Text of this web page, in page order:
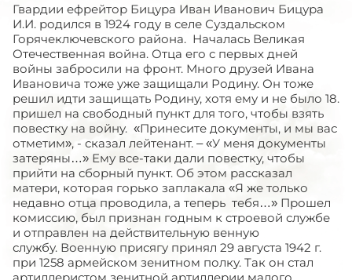
Гвардии ефрейтор Бицура Иван Иванович Бицура
И.И. родился в 1924 году в селе Суздальском
Горячеключевского района. Началась Великая
Отечественная война. Отца его с первых дней
войны забросили на фронт. Много друзей Ивана
Ивановича тоже уже защищали Родину. Он тоже
решил идти защищать Родину, хотя ему и не было 18.
пришел на свободный пункт для того, чтобы взять
повестку на войну. «Принесите документы, и мы вас
отметим», - сказал лейтенант. – «У меня документы
затеряны…» Ему все-таки дали повестку, чтобы
прийти на сборный пункт. Об этом рассказал
матери, которая горько заплакала «Я же только
недавно отца проводила, а теперь тебя…» Прошел
комиссию, был признан годным к строевой службе
и отправлен на действительную венную
службу. Военную присягу принял 29 августа 1942 г.
при 1258 армейском зенитном полку. Так он стал
артиллеристом зенитной артиллерии малого